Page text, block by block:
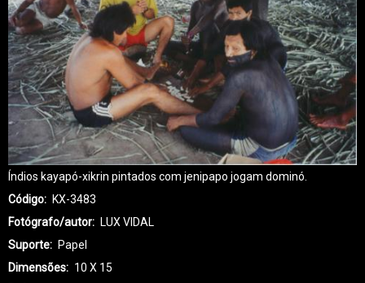
Índios kayapó-xikrin pintados com jenipapo jogam dominó.
Código
KX-3483
Fotógrafo/autor
LUX VIDAL
Suporte
Papel
Dimensões
10 X 15